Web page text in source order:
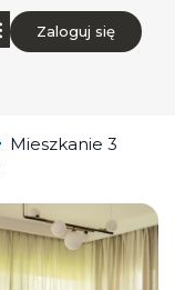
Zaloguj się
Mieszkanie 3